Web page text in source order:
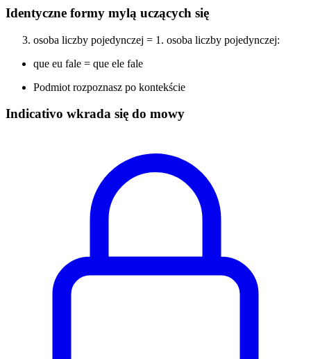
Identyczne formy mylą uczących się
osoba liczby pojedynczej = 1. osoba liczby pojedynczej:
que eu fale = que ele fale
Podmiot rozpoznasz po kontekście
Indicativo wkrada się do mowy